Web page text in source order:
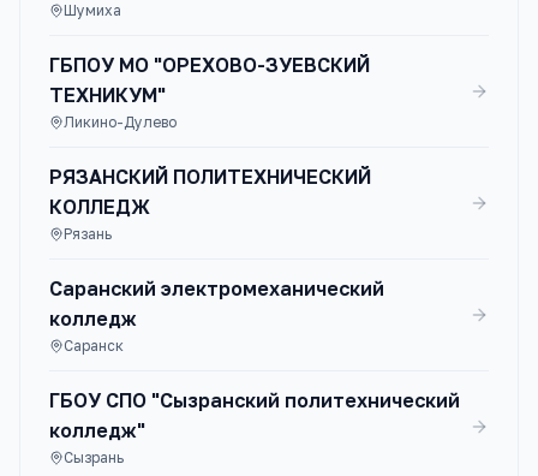
Шумиха
ГБПОУ МО "ОРЕХОВО-ЗУЕВСКИЙ
ТЕХНИКУМ"
Ликино-Дулево
РЯЗАНСКИЙ ПОЛИТЕХНИЧЕСКИЙ
КОЛЛЕДЖ
Рязань
Саранский электромеханический
колледж
Саранск
ГБОУ СПО "Сызранский политехнический
колледж"
Сызрань